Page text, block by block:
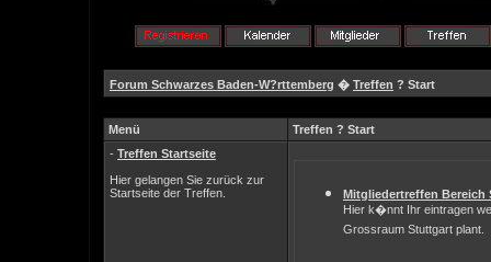
Forum Schwarzes Baden-W?rttemberg � Treffen ? Start
Menü
Treffen ? Start
- Treffen Startseite
Hier gelangen Sie zurück zur
Startseite der Treffen.
Mitgliedertreffen Bereich
Hier k�nnt Ihr eintragen
Grossraum Stuttgart plant.